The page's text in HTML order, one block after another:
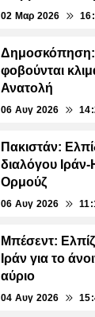
02 Μαρ 2026
Δημοσκόπηση:
φοβούνται
Ανατολή
06 Αυγ 2026
Πακιστάν:
διαλόγου
Ορμούζ
06 Αυγ 2026
Μπέσεντ:
Ιράν για το
αύριο
04 Αυγ 2026